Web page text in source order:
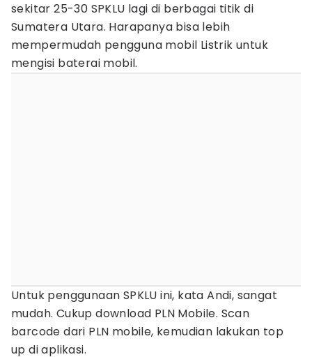
sekitar 25-30 SPKLU lagi di berbagai titik di
Sumatera Utara. Harapanya bisa lebih
mempermudah pengguna mobil Listrik untuk
mengisi baterai mobil.
Untuk penggunaan SPKLU ini, kata Andi, sangat
mudah. Cukup download PLN Mobile. Scan
barcode dari PLN mobile, kemudian lakukan top
up di aplikasi.